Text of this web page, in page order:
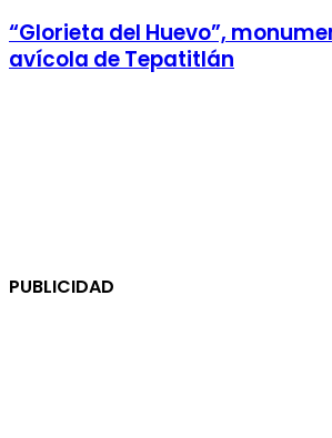
“Glorieta del Huevo”,
avícola de Tepatitlán
PUBLICIDAD